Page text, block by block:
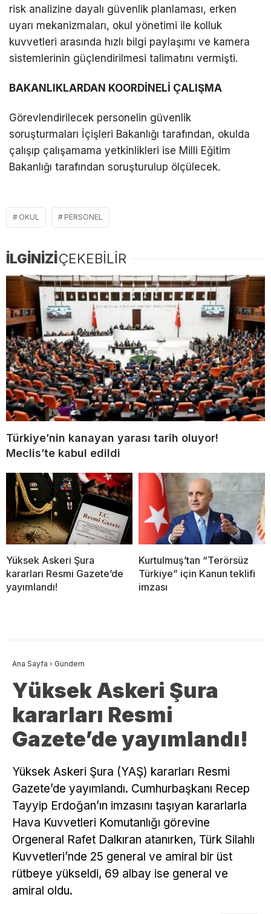
risk analizine dayalı güvenlik planlaması, erken
uyarı mekanizmaları, okul yönetimi ile kolluk
kuvvetleri arasında hızlı bilgi paylaşımı ve kamera
sistemlerinin güçlendirilmesi talimatını vermişti.
BAKANLIKLARDAN KOORDİNELİ ÇALIŞMA
Görevlendirilecek personelin güvenlik
soruşturmaları İçişleri Bakanlığı tarafından, okulda
çalışıp çalışamama yetkinlikleri ise Milli Eğitim
Bakanlığı tarafından soruşturulup ölçülecek.
OKUL PERSONEL
İLGİNİZİÇEKEBİLİR
Türkiye’nin kanayan yarası tarih oluyor!
Meclis’te kabul edildi
Yüksek Askeri Şura
kararları Resmi Gazete’de
yayımlandı!
Kurtulmuş’tan “Terörsüz
Türkiye” için Kanun teklifi
imzası
Ana Sayfa › Gündem
Yüksek Askeri Şura
kararları Resmi
Gazete’de yayımlandı!
Yüksek Askeri Şura (YAŞ) kararları Resmi
Gazete’de yayımlandı. Cumhurbaşkanı Recep
Tayyip Erdoğan’ın imzasını taşıyan kararlarla
Hava Kuvvetleri Komutanlığı görevine
Orgeneral Rafet Dalkıran atanırken, Türk Silahlı
Kuvvetleri’nde 25 general ve amiral bir üst
rütbeye yükseldi, 69 albay ise general ve
amiral oldu.